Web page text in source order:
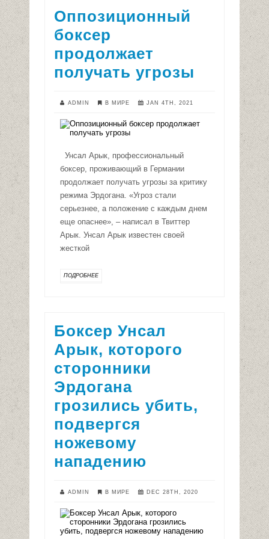
Оппозиционный
боксер
продолжает
получать угрозы
ADMIN В МИРЕ JAN 4TH, 2021
Унсал Арык, профессиональный
боксер, проживающий в Германии
продолжает получать угрозы за критику
режима Эрдогана. «Угроз стали
серьезнее, а положение с каждым днем
еще опаснее», – написал в Твиттер
Арык. Унсал Арык известен своей
жесткой
ПОДРОБНЕЕ
Боксер Унсал
Арык, которого
сторонники
Эрдогана
грозились убить,
подвергся
ножевому
нападению
ADMIN В МИРЕ DEC 28TH, 2020